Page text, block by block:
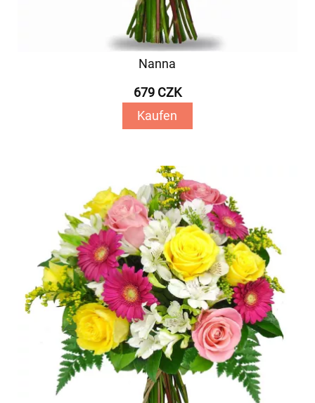
Nanna
679 CZK
Kaufen